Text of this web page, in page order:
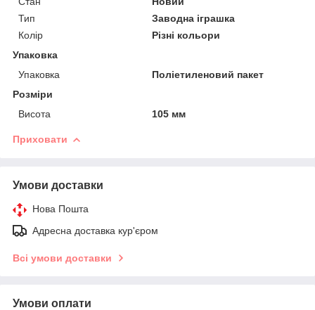
Тип
Заводна іграшка
Колір
Різні кольори
Упаковка
Упаковка
Поліетиленовий пакет
Розміри
Висота
105 мм
Приховати
Умови доставки
Нова Пошта
Адресна доставка кур'єром
Всі умови доставки
Умови оплати